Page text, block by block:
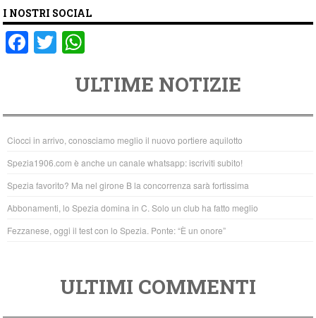
I NOSTRI SOCIAL
F
e
b
o
o
k
T
er
at
s
A
p
p
ULTIME NOTIZIE
Ciocci in arrivo, conosciamo meglio il nuovo portiere aquilotto
Spezia1906.com è anche un canale whatsapp: iscriviti subito!
Spezia favorito? Ma nel girone B la concorrenza sarà fortissima
Abbonamenti, lo Spezia domina in C. Solo un club ha fatto meglio
Fezzanese, oggi il test con lo Spezia. Ponte: “È un onore”
ULTIMI COMMENTI